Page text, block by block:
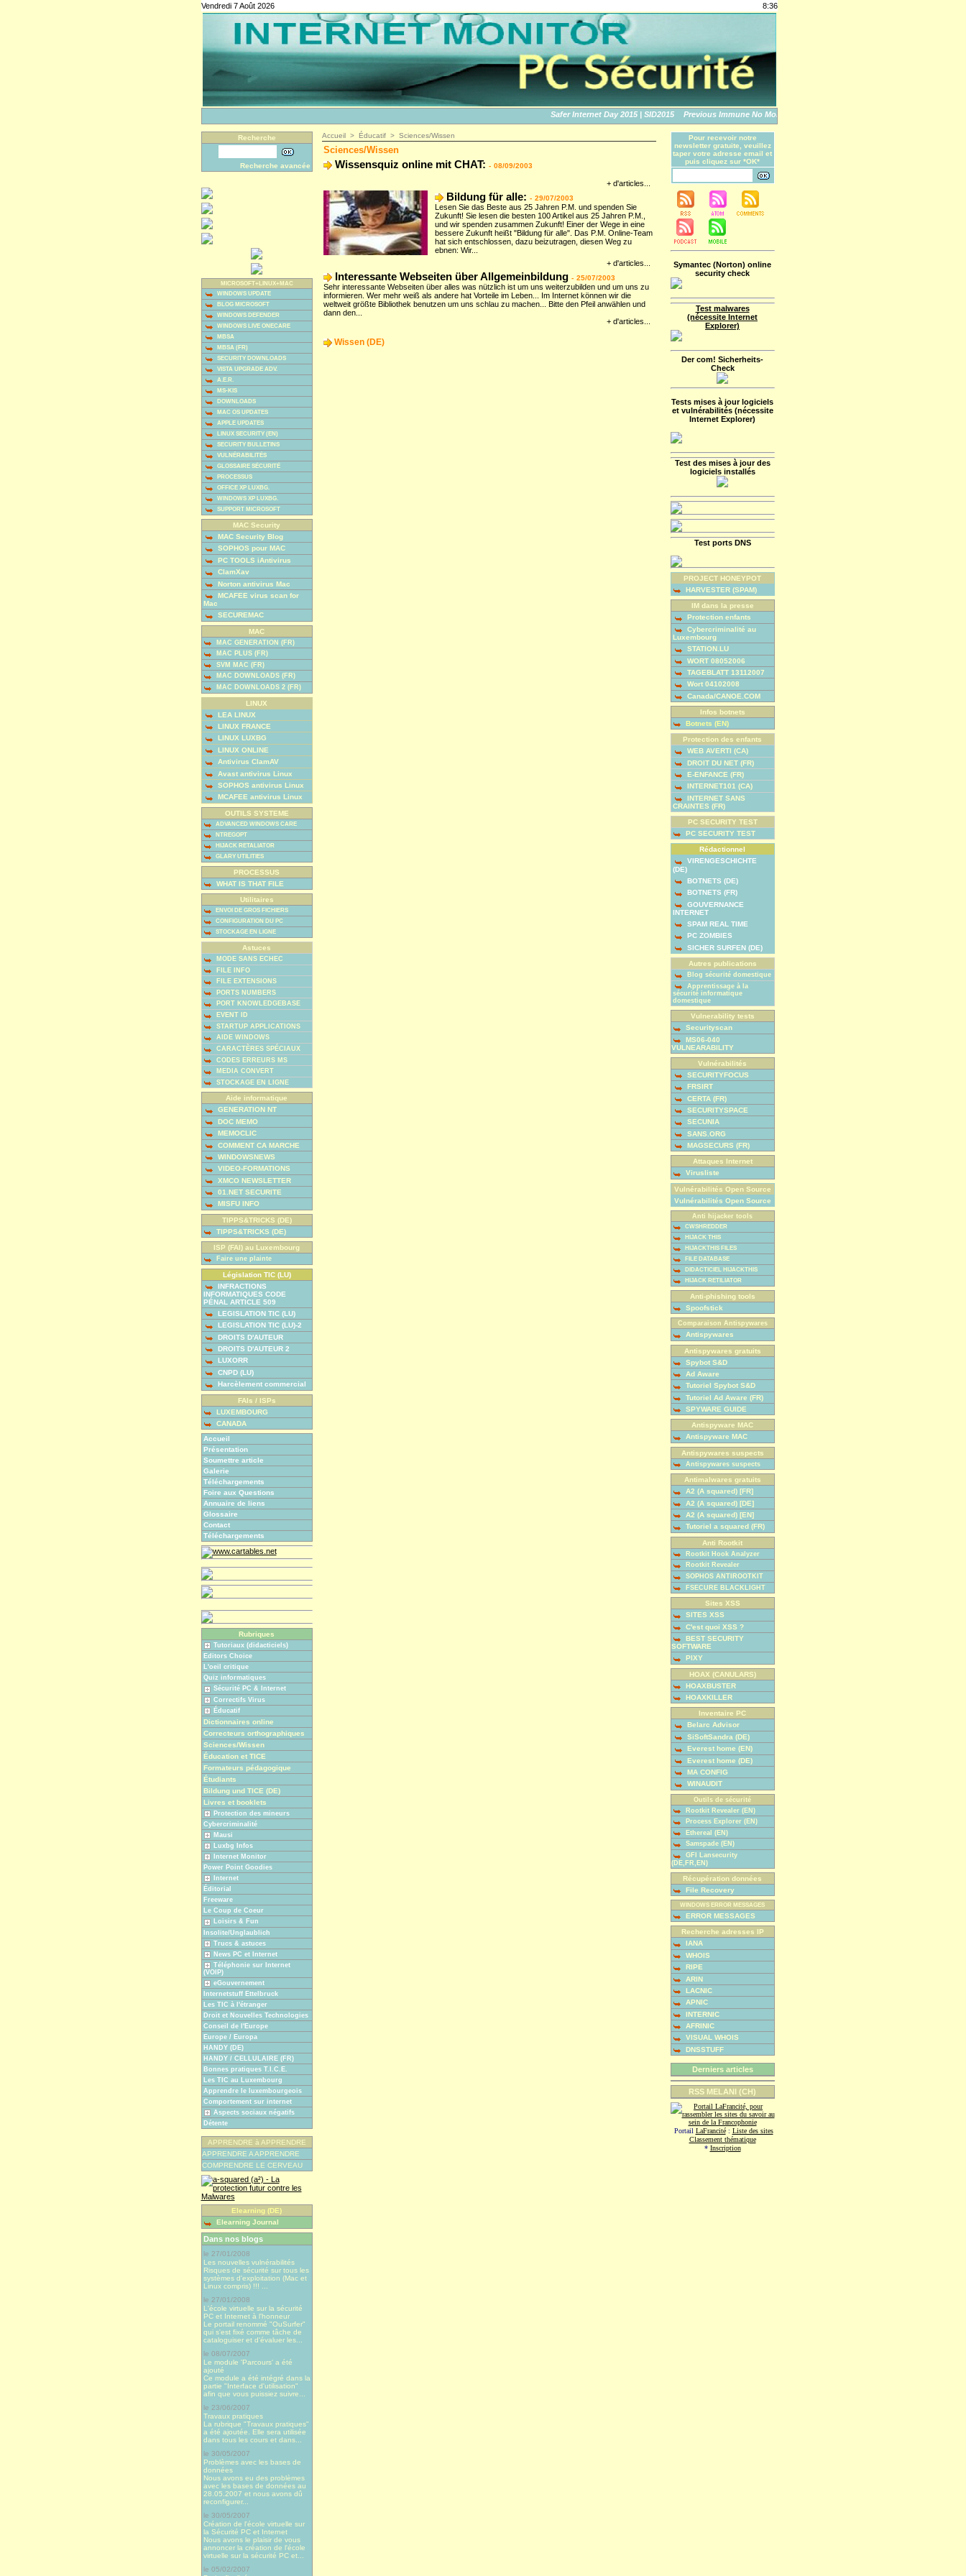
Vendredi 7 Août 2026 8:36
Safer Internet Day 2015 | SID2015 Previous Immune No More: An Apple Story
Recherche
Recherche avancée
MICROSOFT+LINUX+MAC
WINDOWS UPDATE
BLOG MICROSOFT
WINDOWS DEFENDER
WINDOWS LIVE ONECARE
MBSA
MBSA (FR)
SECURITY DOWNLOADS
VISTA UPGRADE ADV.
A.E.R.
MS-KIS
DOWNLOADS
MAC OS UPDATES
APPLE UPDATES
LINUX SECURITY (EN)
SECURITY BULLETINS
VULNÉRABILITÉS
GLOSSAIRE SÉCURITÉ
PROCESSUS
OFFICE XP LUXBG.
WINDOWS XP LUXBG.
SUPPORT MICROSOFT
MAC Security
MAC Security Blog
SOPHOS pour MAC
PC TOOLS iAntivirus
ClamXav
Norton antivirus Mac
MCAFEE virus scan for
Mac
SECUREMAC
MAC
MAC GENERATION (FR)
MAC PLUS (FR)
SVM MAC (FR)
MAC DOWNLOADS (FR)
MAC DOWNLOADS 2 (FR)
LINUX
LEA LINUX
LINUX FRANCE
LINUX LUXBG
LINUX ONLINE
Antivirus ClamAV
Avast antivirus Linux
SOPHOS antivirus Linux
MCAFEE antivirus Linux
OUTILS SYSTEME
ADVANCED WINDOWS CARE
NTREGOPT
HIJACK RETALIATOR
GLARY UTILITIES
PROCESSUS
WHAT IS THAT FILE
Utilitaires
ENVOI DE GROS FICHIERS
CONFIGURATION DU PC
STOCKAGE EN LIGNE
Astuces
MODE SANS ECHEC
FILE INFO
FILE EXTENSIONS
PORTS NUMBERS
PORT KNOWLEDGEBASE
EVENT ID
STARTUP APPLICATIONS
AIDE WINDOWS
CARACTÈRES SPÉCIAUX
CODES ERREURS MS
MEDIA CONVERT
STOCKAGE EN LIGNE
Aide informatique
GENERATION NT
DOC MEMO
MEMOCLIC
COMMENT CA MARCHE
WINDOWSNEWS
VIDEO-FORMATIONS
XMCO NEWSLETTER
01.NET SECURITE
MISFU INFO
TIPPS&TRICKS (DE)
TIPPS&TRICKS (DE)
ISP (FAI) au Luxembourg
Faire une plainte
Législation TIC (LU)
INFRACTIONS
INFORMATIQUES CODE
PÉNAL ARTICLE 509
LEGISLATION TIC (LU)
LEGISLATION TIC (LU)-2
DROITS D'AUTEUR
DROITS D'AUTEUR 2
LUXORR
CNPD (LU)
Harcèlement commercial
FAIs / ISPs
LUXEMBOURG
CANADA
Accueil
Présentation
Soumettre article
Galerie
Téléchargements
Foire aux Questions
Annuaire de liens
Glossaire
Contact
Téléchargements
Rubriques
Tutoriaux (didacticiels)
Editors Choice
L'oeil critique
Quiz informatiques
Sécurité PC & Internet
Correctifs Virus
Éducatif
Dictionnaires online
Correcteurs orthographiques
Sciences/Wissen
Éducation et TICE
Formateurs pédagogique
Étudiants
Bildung und TICE (DE)
Livres et booklets
Protection des mineurs
Cybercriminalité
Mausi
Luxbg Infos
Internet Monitor
Power Point Goodies
Internet
Éditorial
Freeware
Le Coup de Coeur
Loisirs & Fun
Insolite/Unglaublich
Trucs & astuces
News PC et Internet
Téléphonie sur Internet
(VOIP)
eGouvernement
Internetstuff Ettelbruck
Les TIC à l'étranger
Droit et Nouvelles Technologies
Conseil de l'Europe
Europe / Europa
HANDY (DE)
HANDY / CELLULAIRE (FR)
Bonnes pratiques T.I.C.E.
Les TIC au Luxembourg
Apprendre le luxembourgeois
Comportement sur internet
Aspects sociaux négatifs
Détente
APPRENDRE à APPRENDRE
APPRENDRE A APPRENDRE
COMPRENDRE LE CERVEAU
Elearning (DE)
Elearning Journal
Dans nos blogs
le 27/01/2008
Les nouvelles vulnérabilités
Risques de sécurité sur tous les
systèmes d'exploitation (Mac et
Linux compris) !!! ...
le 27/01/2008
L'école virtuelle sur la sécurité
PC et Internet à l'honneur
Le portail renommé "OuSurfer"
qui s'est fixé comme tâche de
cataloguiser et d'évaluer les...
le 08/07/2007
Le module 'Parcours' a été
ajouté
Ce module a été intégré dans la
partie "Interface d'utilisation"
afin que vous puissiez suivre...
le 23/06/2007
Travaux pratiques
La rubrique "Travaux pratiques"
a été ajoutée. Elle sera utilisée
dans tous les cours et dans...
le 30/05/2007
Problèmes avec les bases de
données
Nous avons eu des problèmes
avec les bases de données au
28.05.2007 et nous avons dû
reconfigurer...
le 30/05/2007
Création de l'école virtuelle sur
la Sécurité PC et Internet
Nous avons le plaisir de vous
annoncer la création de l'école
virtuelle sur la sécurité PC et...
le 05/02/2007
Accueil > Éducatif > Sciences/Wissen
Sciences/Wissen
Wissensquiz online mit CHAT: - 08/09/2003
+ d'articles...
Bildung für alle: - 29/07/2003
Lesen Sie das Beste aus 25 Jahren P.M. und spenden Sie
Zukunft! Sie lesen die besten 100 Artikel aus 25 Jahren P.M.,
und wir spenden zusammen Zukunft! Einer der Wege in eine
bessere Zukunft heißt "Bildung für alle". Das P.M. Online-Team
hat sich entschlossen, dazu beizutragen, diesen Weg zu
ebnen: Wir...
+ d'articles...
Interessante Webseiten über Allgemeinbildung - 25/07/2003
Sehr interessante Webseiten über alles was nützlich ist um uns weiterzubilden und um uns zu
informieren. Wer mehr weiß als andere hat Vorteile im Leben... Im Internet können wir die
weltweit größte Bibliothek benutzen um uns schlau zu machen... Bitte den Pfeil anwählen und
dann den...
+ d'articles...
Wissen (DE)
Pour recevoir notre
newsletter gratuite, veuillez
taper votre adresse email et
puis cliquez sur *OK*
Symantec (Norton) online
security check
Test malwares
(nécessite Internet
Explorer)
Der com! Sicherheits-
Check
Tests mises à jour logiciels
et vulnérabilités (nécessite
Internet Explorer)
Test des mises à jour des
logiciels installés
Test ports DNS
PROJECT HONEYPOT
HARVESTER (SPAM)
IM dans la presse
Protection enfants
Cybercriminalité au
Luxembourg
STATION.LU
WORT 08052006
TAGEBLATT 13112007
Wort 04102008
Canada/CANOE.COM
Infos botnets
Botnets (EN)
Protection des enfants
WEB AVERTI (CA)
DROIT DU NET (FR)
E-ENFANCE (FR)
INTERNET101 (CA)
INTERNET SANS
CRAINTES (FR)
PC SECURITY TEST
PC SECURITY TEST
Rédactionnel
VIRENGESCHICHTE
(DE)
BOTNETS (DE)
BOTNETS (FR)
GOUVERNANCE
INTERNET
SPAM REAL TIME
PC ZOMBIES
SICHER SURFEN (DE)
Autres publications
Blog sécurité domestique
Apprentissage à la
sécurité informatique
domestique
Vulnerability tests
Securityscan
MS06-040
VULNEARABILITY
Vulnérabilités
SECURITYFOCUS
FRSIRT
CERTA (FR)
SECURITYSPACE
SECUNIA
SANS.ORG
MAGSECURS (FR)
Attaques Internet
Virusliste
Vulnérabilités Open Source
Vulnérabilités Open Source
Anti hijacker tools
CWSHREDDER
HIJACK THIS
HIJACKTHIS FILES
FILE DATABASE
DIDACTICIEL HIJACKTHIS
HIJACK RETILIATOR
Anti-phishing tools
Spoofstick
Comparaison Antispywares
Antispywares
Antispywares gratuits
Spybot S&D
Ad Aware
Tutoriel Spybot S&D
Tutoriel Ad Aware (FR)
SPYWARE GUIDE
Antispyware MAC
Antispyware MAC
Antispywares suspects
Antispywares suspects
Antimalwares gratuits
A2 (A squared) [FR]
A2 (A squared) [DE]
A2 (A squared) [EN]
Tutoriel a squared (FR)
Anti Rootkit
Rootkit Hook Analyzer
Rootkit Revealer
SOPHOS ANTIROOTKIT
FSECURE BLACKLIGHT
Sites XSS
SITES XSS
C'est quoi XSS ?
BEST SECURITY
SOFTWARE
PIXY
HOAX (CANULARS)
HOAXBUSTER
HOAXKILLER
Inventaire PC
Belarc Advisor
SiSoftSandra (DE)
Everest home (EN)
Everest home (DE)
MA CONFIG
WINAUDIT
Outils de sécurité
Rootkit Revealer (EN)
Process Explorer (EN)
Ethereal (EN)
Samspade (EN)
GFI Lansecurity
(DE,FR,EN)
Récupération données
File Recovery
WINDOWS ERROR MESSAGES
ERROR MESSAGES
Recherche adresses IP
IANA
WHOIS
RIPE
ARIN
LACNIC
APNIC
INTERNIC
AFRINIC
VISUAL WHOIS
DNSSTUFF
Derniers articles
RSS MELANI (CH)
Portail LaFrancité: Liste des sites
Classement thématique
* Inscription